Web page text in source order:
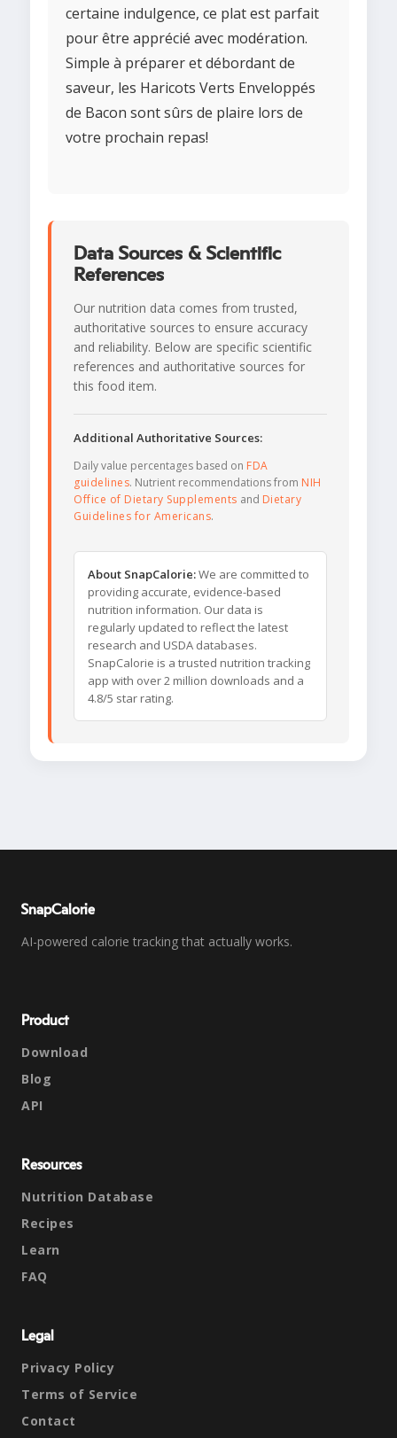
certaine indulgence, ce plat est parfait
pour être apprécié avec modération.
Simple à préparer et débordant de
saveur, les Haricots Verts Enveloppés
de Bacon sont sûrs de plaire lors de
votre prochain repas!
Data Sources & Scientific
References
Our nutrition data comes from trusted,
authoritative sources to ensure accuracy
and reliability. Below are specific scientific
references and authoritative sources for
this food item.
Additional Authoritative Sources:
Daily value percentages based on FDA
guidelines. Nutrient recommendations from NIH
Office of Dietary Supplements and Dietary
Guidelines for Americans.
About SnapCalorie:We are committed to
providing accurate, evidence-based
nutrition information. Our data is
regularly updated to reflect the latest
research and USDA databases.
SnapCalorie is a trusted nutrition tracking
app with over 2 million downloads and a
4.8/5 star rating.
SnapCalorie
AI-powered calorie tracking that actually works.
Product
Download
Blog
API
Resources
Nutrition Database
Recipes
Learn
FAQ
Legal
Privacy Policy
Terms of Service
Contact